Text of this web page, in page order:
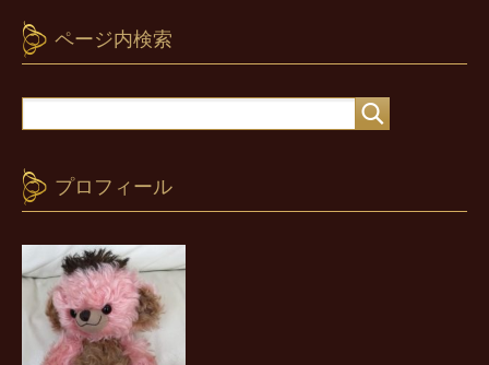
ページ内検索
プロフィール